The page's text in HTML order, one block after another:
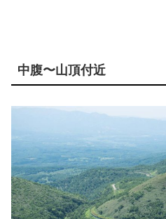
中腹〜山頂付近